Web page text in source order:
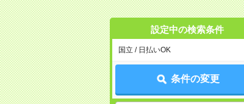
設定中の検索条件
国立 / 日払いOK
条件の変更